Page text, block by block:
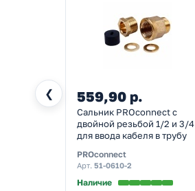
❮ 559,90 р.
Сальник PROconnect с
двойной резьбой 1/2 и 3/4
для ввода кабеля в трубу
PROconnect
Арт. 51-0610-2
Наличие